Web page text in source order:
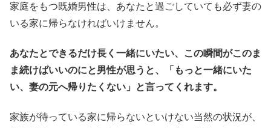
家庭をもつ既婚男性は、あなたと過ごしていても必ず妻の
いる家に帰らなければいけません。
あなたとできるだけ長く一緒にいたい、この瞬間がこのま
ま続けばいいのにと男性が思うと、「もっと一緒にいた
い、妻の元へ帰りたくない」と言ってくれます。
家族が待っている家に帰らないといけない当然の状況が、